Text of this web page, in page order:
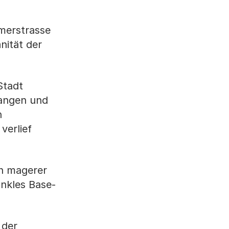
der
und
verlief
magerer
Base-